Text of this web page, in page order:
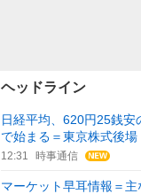
ヘッドライン
日経平均、620円25銭安
で始まる＝東京株式後場
12:31 時事通信
マーケット早耳情報＝主